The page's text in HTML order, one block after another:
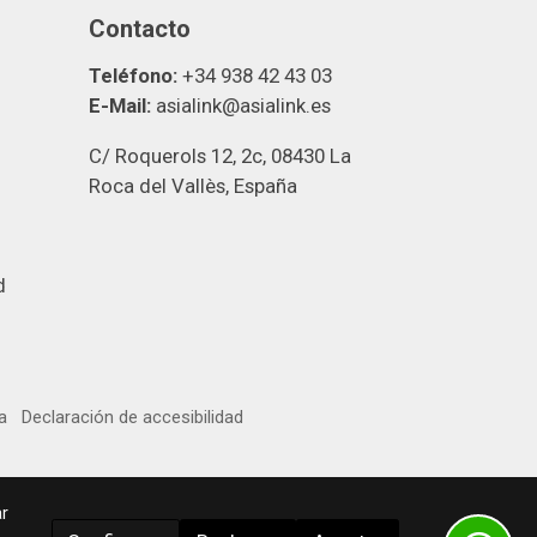
Contacto
Teléfono: +34 938 42 43 03
E-Mail: asialink@asialink.es
C/ Roquerols 12, 2c, 08430 La
Roca del Vallès, España
Declaración de accesibilidad